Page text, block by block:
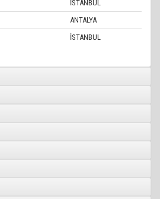
İSTANBUL
ANTALYA
İSTANBUL